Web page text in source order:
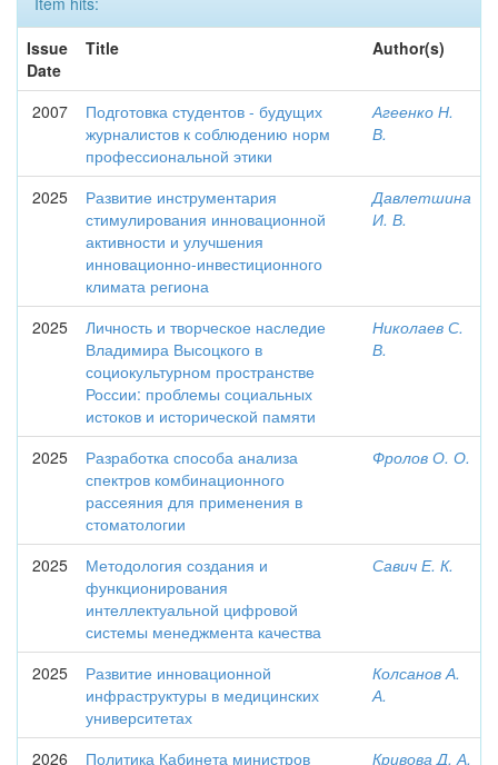
Issue
Date
Title Author(s)
2007
Подготовка студентов - будущих
журналистов к соблюдению норм
профессиональной этики
Агеенко Н.
В.
2025
Развитие инструментария
стимулирования инновационной
активности и улучшения
инновационно-инвестиционного
климата региона
Давлетшина
И. В.
2025
Личность и творческое наследие
Владимира Высоцкого в
социокультурном пространстве
России: проблемы социальных
истоков и исторической памяти
Николаев С.
В.
2025
Разработка способа анализа
спектров комбинационного
рассеяния для применения в
стоматологии
Фролов О. О.
2025
Методология создания и
функционирования
интеллектуальной цифровой
системы менеджмента качества
Савич Е. К.
2025
Развитие инновационной
инфраструктуры в медицинских
университетах
Колсанов А.
А.
2026
Политика Кабинета министров
Кривова Д. А.